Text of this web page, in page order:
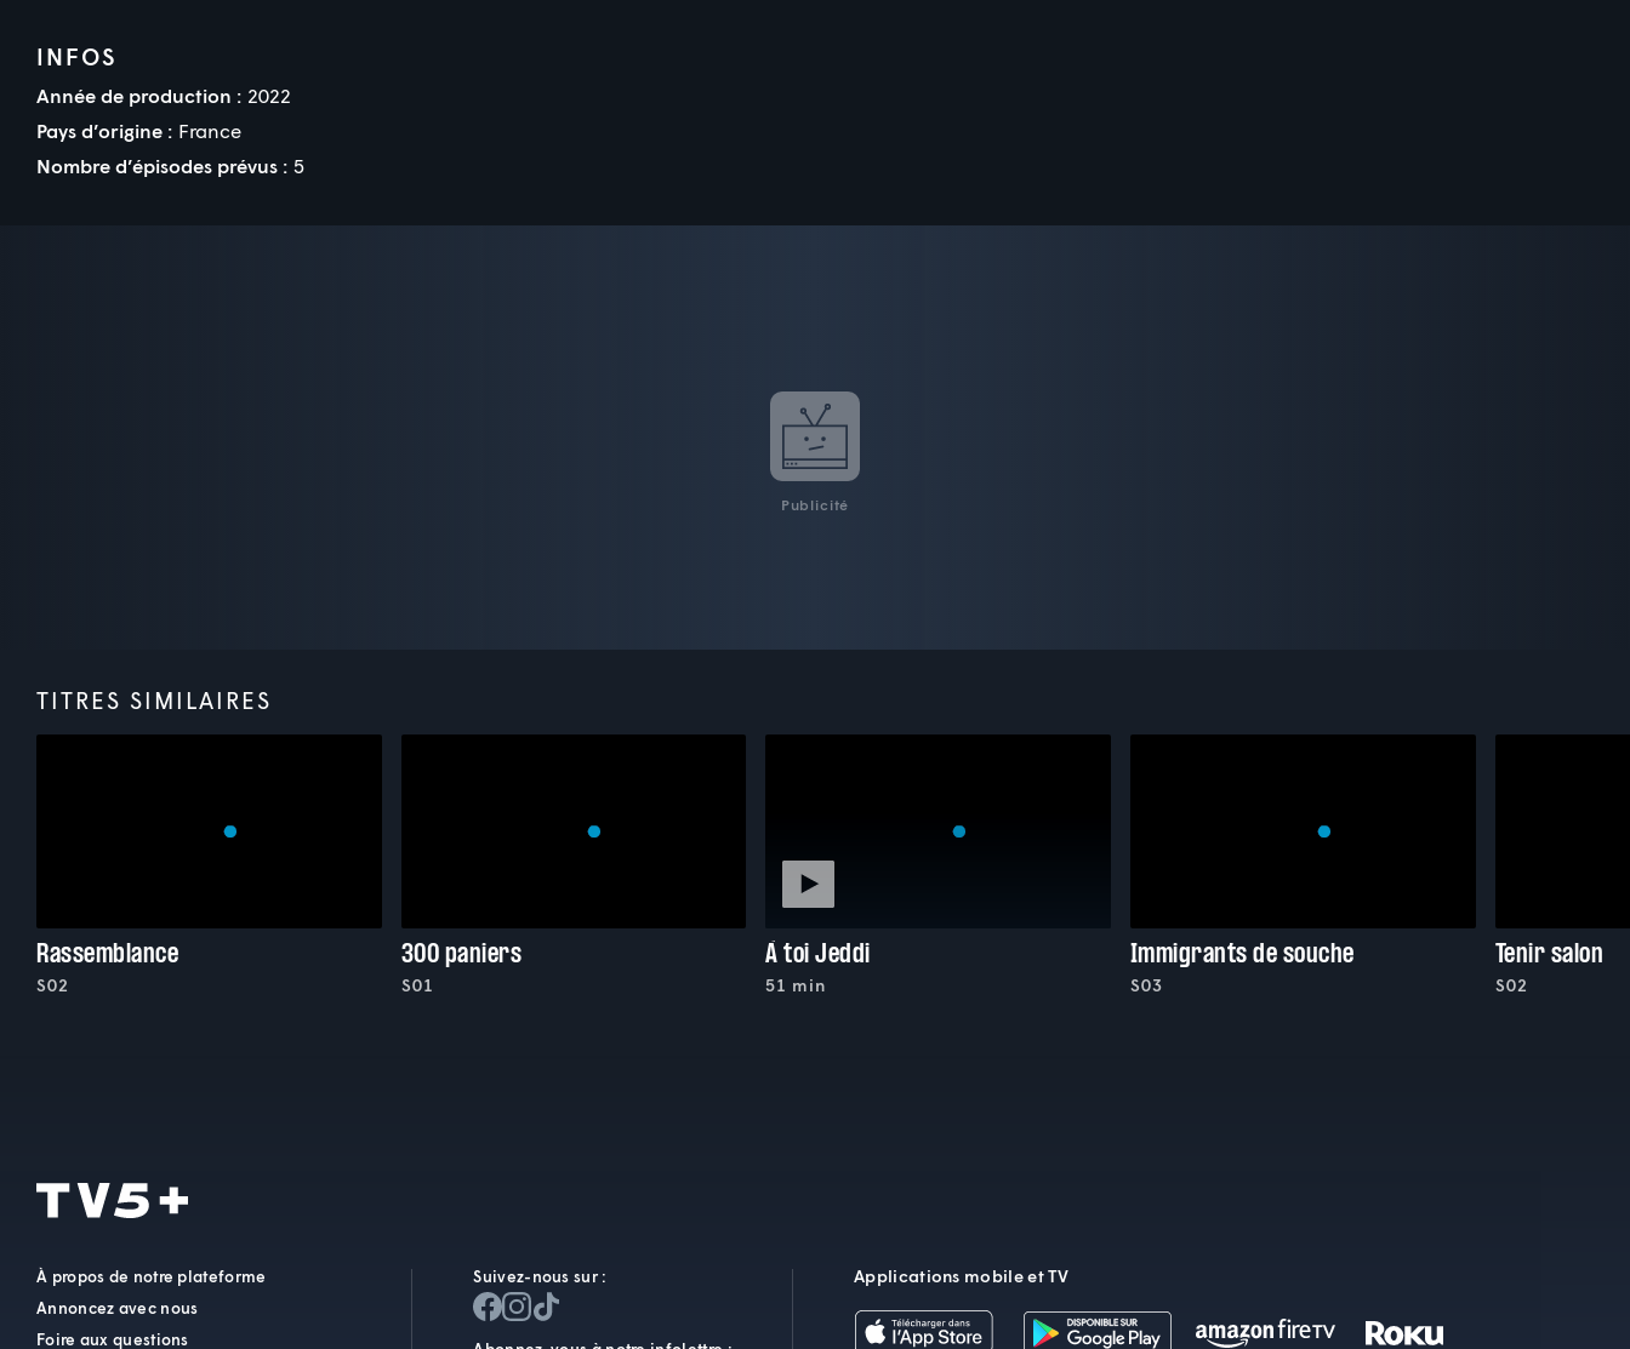
INFOS
Année de production : 2022
Pays d’origine : France
Nombre d’épisodes prévus : 5
Publicité
TITRES SIMILAIRES
Rassemblance
S02
300 paniers
S01
À toi Jeddi
51 min
Immigrants de souche
S03
Tenir salon
S02
À propos de notre plateforme
Annoncez avec nous
Foire aux questions
Suivez-nous sur : Applications mobile et TV